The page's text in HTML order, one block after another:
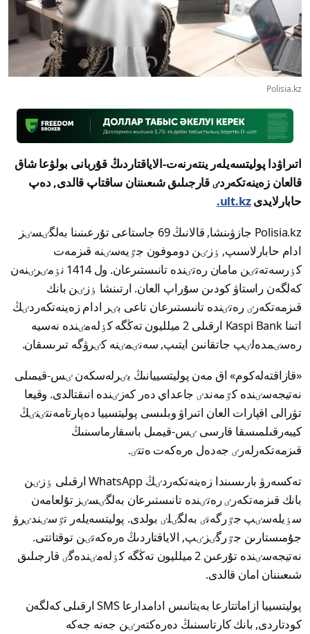
Polisia.kz
اتىراۋدا پوليتسەيلەر ينتەرنەت-الاياقتاردىڭ قۇربانى بولۋعا شاق
قالعان زەينەتكەردٸ قارجىلىق شىعىننان ساقتاپ قالدى, دەپ
حابارلايدىult.kz.
Polisia.kz جازۋىنشا, قالانىڭ 69 جاستاعى تۇرعىنىنا بەلگٸسٸز
ادام حابارلاسىپ, ٶزٸن دوموفون جٷيەسٸنە قىزمەت
كٶرسەتەتٸن مامان رەتٸندە تانىستىرعان. ول 1414 نٶمٸرٸنەن
كەلگەن راستاۋ كودىن سۇراپ العان. ارتىنشا ٶزٸن بانك
قىزمەتكەرٸ رەتٸندە تانىستىرعان تاعى بٸر ادام زەينەتكەردٸڭ
اتىنا Kaspi Bank ارقىلى 2 ميلليون تەڭگە كٶلەمٸندە نەسيە
رەسٸمدەلٸپ جاتقانىن ايتىپ, سەنٸمٸنە كٸرۋگە تىرىسقان.
«قازاقتەلەكوم» اق مەن پوليتسييانىڭ بٸرلەسكەن ٸس-قيمىلى
نەتيجەسٸندە كٷمەندٸ جاعداي دەر كەزٸندە انىقتالدى. وقيعا
تۋرالى اقپارات العان اتىراۋ وبلىسى پوليتسييا دەپارتامەنتٸنٸڭ
كيبەرقىلمىسقا قارسى ٸس-قيمىل باسقارماسىنىڭ
قىزمەتكەرلەرٸ جەدەل ەرەكەت ەتتٸ.
تەكسەرۋ بارىسىندا زەينەتكەردٸڭ WhatsApp ارقىلى ٶزٸن
بانك قىزمەتكەرٸ رەتٸندە تانىستىرعان بەلگٸسٸز تۇلعامەن
سٶيلەسٸپ جٷرگەنٸ بەلگٸلٸ بولدى. پوليتسەيلەر تٷسٸندٸرۋ
جۇمىستارىن جٷرگٸزٸپ, الاياقتاردىڭ ەرەكەتٸن توقتاتتى.
نەتيجەسٸندە تۇرعىن 2 ميلليون تەڭگە كٶلەمٸندەگٸ قارجىلىق
شىعىننان امان قالدى.
پوليتسييا ازاماتتارعا بەيتانىس ادامدارعا SMS ارقىلى كەلگەن
كودتاردى, بانك كارتاسىنىڭ دەرەكتەرٸن جەنە جەكە